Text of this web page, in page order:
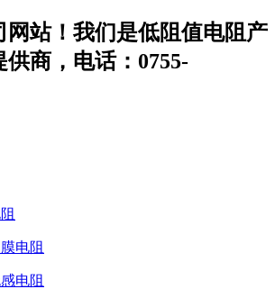
网站！我们是低阻值电阻产
商，电话：0755-
电阻
电阻